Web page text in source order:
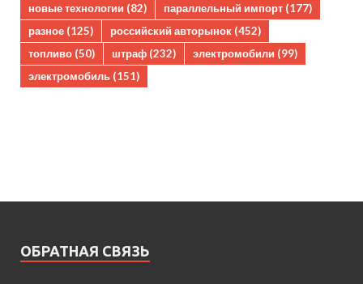
новые технологии (82) параллельный импорт (177)
разное (125) российский авторынок (452)
топливо (50) штраф (232) электромобили (99)
электромобиль (151)
ОБРАТНАЯ СВЯЗЬ